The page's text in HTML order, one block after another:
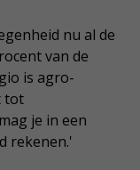
nu al de
van de
is agro-
tot
je in een
rekenen.'